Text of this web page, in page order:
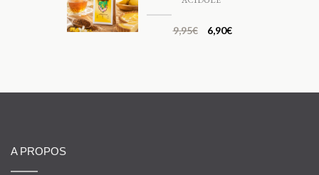
9,95€ 6,90€
A PROPOS